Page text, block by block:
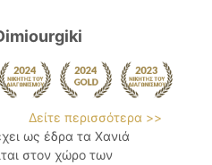
Δείτε περισσότερα >>
ως έδρα τα Χανιά
στον χώρο των